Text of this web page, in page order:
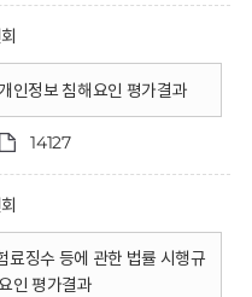
인정보 침해요인 평가결과
14127
징수 등에 관한 법률 시행규
인 평가결과